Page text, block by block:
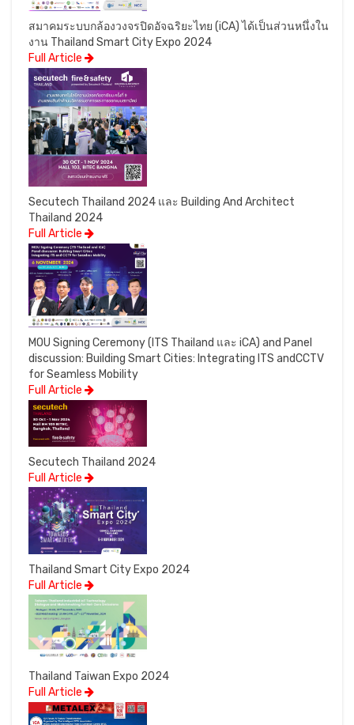
สมาคมระบบกล้องวงจรปิดอัจฉริยะไทย (iCA) ได้เป็นส่วนหนึ่งใน
งาน Thailand Smart City Expo 2024
Full Article
Secutech Thailand 2024 และ Building And Architect
Thailand 2024
Full Article
MOU Signing Ceremony (ITS Thailand และ iCA) and Panel
discussion: Building Smart Cities: Integrating ITS andCCTV
for Seamless Mobility
Full Article
Secutech Thailand 2024
Full Article
Thailand Smart City Expo 2024
Full Article
Thailand Taiwan Expo 2024
Full Article